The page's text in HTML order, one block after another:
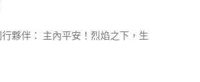
夥伴： 主內平安！烈焰之下，生